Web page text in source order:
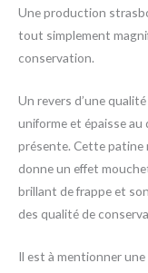
Une production
tout simplement
conservation.
Un revers d’une
uniforme et épaisse
présente. Cette patine
donne un effet
brillant de frappe et
des qualité de
Il est à mentionner